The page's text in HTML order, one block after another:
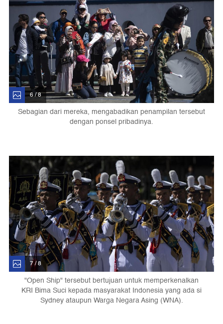
6 / 8
Sebagian dari mereka, mengabadikan penampilan tersebut
dengan ponsel pribadinya.
7 / 8
"Open Ship" tersebut bertujuan untuk memperkenalkan
KRI Bima Suci kepada masyarakat Indonesia yang ada si
Sydney ataupun Warga Negara Asing (WNA).